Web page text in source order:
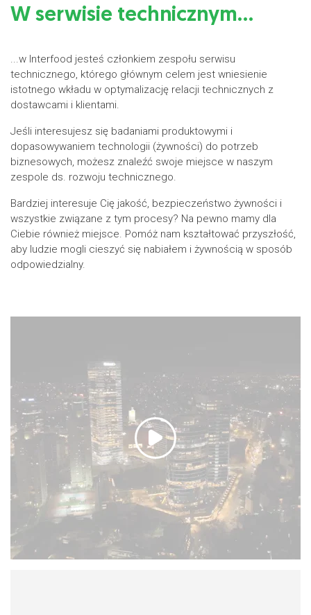
W serwisie technicznym…
...w Interfood jesteś członkiem zespołu serwisu
technicznego, którego głównym celem jest wniesienie
istotnego wkładu w optymalizację relacji technicznych z
dostawcami i klientami.
Jeśli interesujesz się badaniami produktowymi i
dopasowywaniem technologii (żywności) do potrzeb
biznesowych, możesz znaleźć swoje miejsce w naszym
zespole ds. rozwoju technicznego.
Bardziej interesuje Cię jakość, bezpieczeństwo żywności i
wszystkie związane z tym procesy? Na pewno mamy dla
Ciebie również miejsce. Pomóż nam kształtować przyszłość,
aby ludzie mogli cieszyć się nabiałem i żywnością w sposób
odpowiedzialny.